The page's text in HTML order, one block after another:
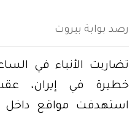
رصد بوابة بيروت
تضاربت الأنباء في
خطيرة في إيران،
استهدفت مواقع داخل